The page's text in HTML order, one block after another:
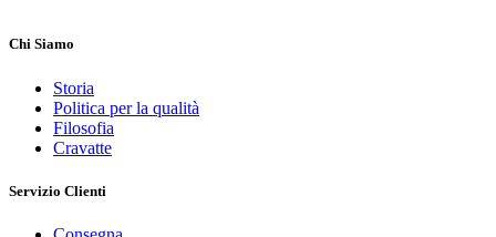
Chi Siamo
Storia
Politica per la qualità
Filosofia
Cravatte
Servizio Clienti